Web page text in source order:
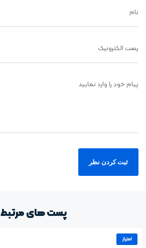
نام
پست الکترونیک
پیام خود را وارد نمایید
پست های مرتبط
امتیاز